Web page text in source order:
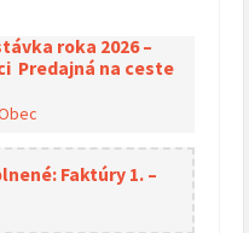
roka 2026 –
Predajná na ceste
Faktúry 1. –